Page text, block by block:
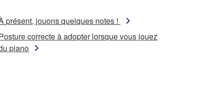
présent, jouons quelques notes !
correcte à adopter lorsque vous jouez
piano